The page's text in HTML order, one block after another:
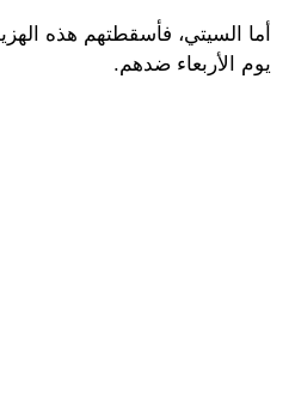
أما السيتي، فأسقطتهم هذه
يوم الأربعاء ضدهم.